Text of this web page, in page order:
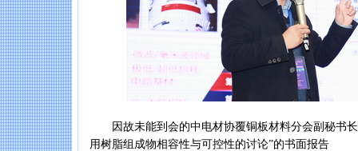
因故未能到会的中电材协覆铜板材料分会副秘书长
用树脂组成物相容性与可控性的讨论”的书面报告